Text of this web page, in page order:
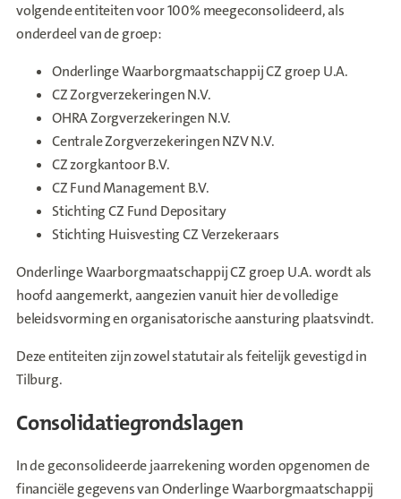
volgende entiteiten voor 100% meegeconsolideerd, als
onderdeel van de groep:
Onderlinge Waarborgmaatschappij CZ groep U.A.
CZ Zorgverzekeringen N.V.
OHRA Zorgverzekeringen N.V.
Centrale Zorgverzekeringen NZV N.V.
CZ zorgkantoor B.V.
CZ Fund Management B.V.
Stichting CZ Fund Depositary
Stichting Huisvesting CZ Verzekeraars
Onderlinge Waarborgmaatschappij CZ groep U.A. wordt als
hoofd aangemerkt, aangezien vanuit hier de volledige
beleidsvorming en organisatorische aansturing plaatsvindt.
Deze entiteiten zijn zowel statutair als feitelijk gevestigd in
Tilburg.
Consolidatiegrondslagen
In de geconsolideerde jaarrekening worden opgenomen de
financiële gegevens van Onderlinge Waarborgmaatschappij